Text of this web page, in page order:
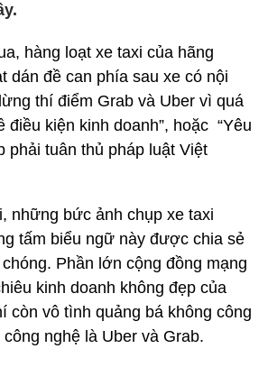
hàng loạt xe taxi của hãng
dán đề can phía sau xe có nội
thí điểm Grab và Uber vì quá
điều kiện kinh doanh”, hoặc “Yêu
phải tuân thủ pháp luật Việt
những bức ảnh chụp xe taxi
tấm biểu ngữ này được chia sẻ
Phần lớn cộng đồng mạng
kinh doanh không đẹp của
còn vô tình quảng bá không công
nghệ là Uber và Grab.